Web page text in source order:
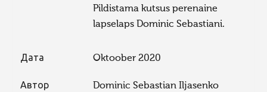
Pildistama kutsus perenaine
lapselaps Dominic Sebastiani.
Дата Oktoober 2020
Автор Dominic Sebastian Iljasenko